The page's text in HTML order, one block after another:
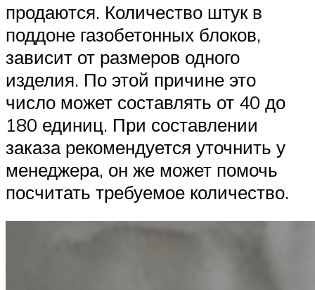
продаются. Количество штук в
поддоне газобетонных блоков,
зависит от размеров одного
изделия. По этой причине это
число может составлять от 40 до
180 единиц. При составлении
заказа рекомендуется уточнить у
менеджера, он же может помочь
посчитать требуемое количество.